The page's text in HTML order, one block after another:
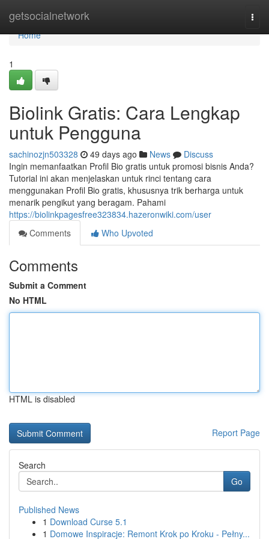
getsocialnetwork
Home
Home
1
Biolink Gratis: Cara Lengkap
untuk Pengguna
sachinozjn503328 49 days ago News
Discuss
Ingin memanfaatkan Profil Bio gratis untuk promosi bisnis Anda?
Tutorial ini akan menjelaskan untuk rinci tentang cara
menggunakan Profil Bio gratis, khususnya trik berharga untuk
menarik pengikut yang beragam. Pahami
https://biolinkpagesfree323834.hazeronwiki.com/user
Comments
Who Upvoted
Comments
Submit a Comment
No HTML
HTML is disabled
Report Page
Search
Go
Published News
1 Download Curse 5.1
1 Domowe Inspiracje: Remont Krok po Kroku - Pełny...